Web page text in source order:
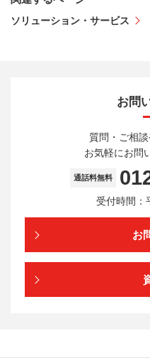
ソリューション・サービス
お問
質問・ご相談
お気軽にお問
通話料無料
受付時間：
お